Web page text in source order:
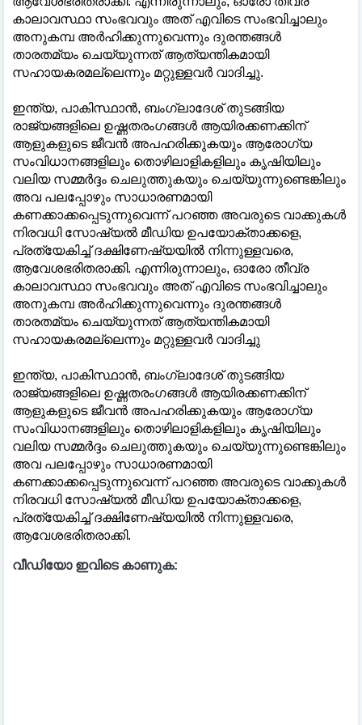
കാലാവസ്ഥാ സംഭവവും അത് എവിടെ സംഭവിച്ചാലും
അനുകമ്പ അർഹിക്കുന്നുവെന്നും ദുരന്തങ്ങൾ
താരതമ്യം ചെയ്യുന്നത് ആത്യന്തികമായി
സഹായകരമല്ലെന്നും മറ്റുള്ളവർ വാദിച്ചു.
ഇന്ത്യ, പാകിസ്ഥാൻ, ബംഗ്ലാദേശ് തുടങ്ങിയ
രാജ്യങ്ങളിലെ ഉഷ്ണതരംഗങ്ങൾ ആയിരക്കണക്കിന്
ആളുകളുടെ ജീവൻ അപഹരിക്കുകയും ആരോഗ്യ
സംവിധാനങ്ങളിലും തൊഴിലാളികളിലും കൃഷിയിലും
വലിയ സമ്മർദ്ദം ചെലുത്തുകയും ചെയ്യുന്നുണ്ടെങ്കിലും
അവ പലപ്പോഴും സാധാരണമായി
കണക്കാക്കപ്പെടുന്നുവെന്ന് പറഞ്ഞ അവരുടെ വാക്കുകൾ
നിരവധി സോഷ്യൽ മീഡിയ ഉപയോക്താക്കളെ,
പ്രത്യേകിച്ച് ദക്ഷിണേഷ്യയിൽ നിന്നുള്ളവരെ,
ആവേശഭരിതരാക്കി. എന്നിരുന്നാലും, ഓരോ തീവ്ര
കാലാവസ്ഥാ സംഭവവും അത് എവിടെ സംഭവിച്ചാലും
അനുകമ്പ അർഹിക്കുന്നുവെന്നും ദുരന്തങ്ങൾ
താരതമ്യം ചെയ്യുന്നത് ആത്യന്തികമായി
സഹായകരമല്ലെന്നും മറ്റുള്ളവർ വാദിച്ചു
ഇന്ത്യ, പാകിസ്ഥാൻ, ബംഗ്ലാദേശ് തുടങ്ങിയ
രാജ്യങ്ങളിലെ ഉഷ്ണതരംഗങ്ങൾ ആയിരക്കണക്കിന്
ആളുകളുടെ ജീവൻ അപഹരിക്കുകയും ആരോഗ്യ
സംവിധാനങ്ങളിലും തൊഴിലാളികളിലും കൃഷിയിലും
വലിയ സമ്മർദ്ദം ചെലുത്തുകയും ചെയ്യുന്നുണ്ടെങ്കിലും
അവ പലപ്പോഴും സാധാരണമായി
കണക്കാക്കപ്പെടുന്നുവെന്ന് പറഞ്ഞ അവരുടെ വാക്കുകൾ
നിരവധി സോഷ്യൽ മീഡിയ ഉപയോക്താക്കളെ,
പ്രത്യേകിച്ച് ദക്ഷിണേഷ്യയിൽ നിന്നുള്ളവരെ,
ആവേശഭരിതരാക്കി.
വീഡിയോ ഇവിടെ കാണുക: